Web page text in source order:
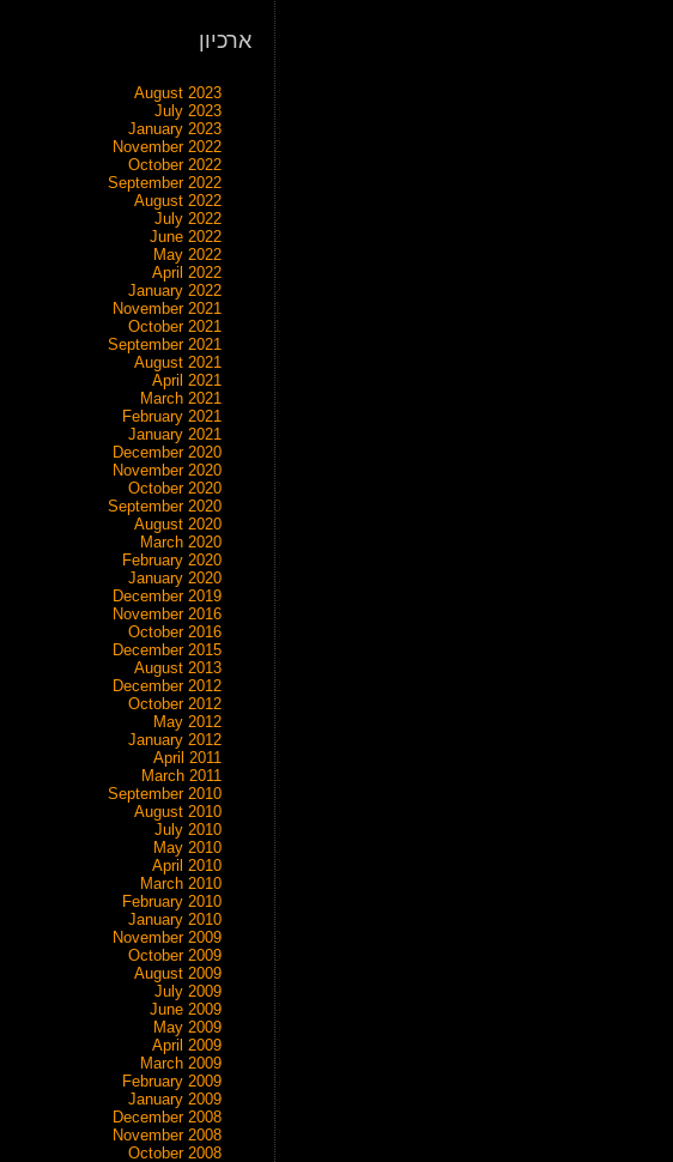
ארכיון
August 2023
July 2023
January 2023
November 2022
October 2022
September 2022
August 2022
July 2022
June 2022
May 2022
April 2022
January 2022
November 2021
October 2021
September 2021
August 2021
April 2021
March 2021
February 2021
January 2021
December 2020
November 2020
October 2020
September 2020
August 2020
March 2020
February 2020
January 2020
December 2019
November 2016
October 2016
December 2015
August 2013
December 2012
October 2012
May 2012
January 2012
April 2011
March 2011
September 2010
August 2010
July 2010
May 2010
April 2010
March 2010
February 2010
January 2010
November 2009
October 2009
August 2009
July 2009
June 2009
May 2009
April 2009
March 2009
February 2009
January 2009
December 2008
November 2008
October 2008